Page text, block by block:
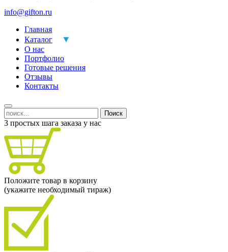
info@gifton.ru
Главная
Каталог
О нас
Портфолио
Готовые решения
Отзывы
Контакты
Поиск
3 простых шага заказа у нас
Положите товар в корзину
(укажите необходимый тираж)